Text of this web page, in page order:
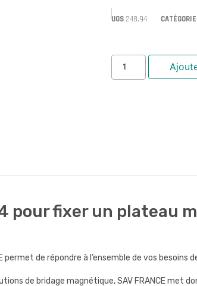
UGS 248.94
pour fixer un plateau
de répondre à l’ensemble de vos besoins
de bridage magnétique, SAV FRANCE met